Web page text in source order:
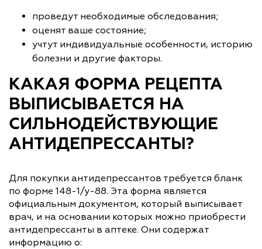
проведут необходимые обследования;
оценят ваше состояние;
учтут индивидуальные особенности, историю
болезни и другие факторы.
КАКАЯ ФОРМА РЕЦЕПТА
ВЫПИСЫВАЕТСЯ НА
СИЛЬНОДЕЙСТВУЮЩИЕ
АНТИДЕПРЕССАНТЫ?
Для покупки антидепрессантов требуется бланк
по форме 148-1/у-88. Эта форма является
официальным документом, который выписывает
врач, и на основании которых можно приобрести
антидепрессанты в аптеке. Они содержат
информацию о: